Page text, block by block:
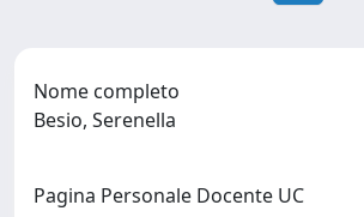
Nome completo
Besio, Serenella
Pagina Personale Docente UC